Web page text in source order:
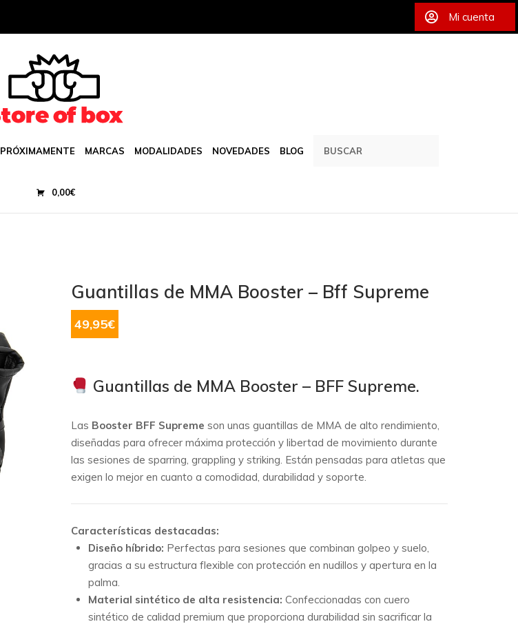
Mi cuenta
PRÓXIMAMENTE MARCAS MODALIDADES NOVEDADES BLOG
0,00€
Guantillas de MMA Booster – Bff Supreme
49,95€
Guantillas de MMA Booster – BFF Supreme.
Las Booster BFF Supreme son unas guantillas de MMA de alto rendimiento,
diseñadas para ofrecer máxima protección y libertad de movimiento durante
las sesiones de sparring, grappling y striking. Están pensadas para atletas que
exigen lo mejor en cuanto a comodidad, durabilidad y soporte.
Características destacadas:
Diseño híbrido: Perfectas para sesiones que combinan golpeo y suelo,
gracias a su estructura flexible con protección en nudillos y apertura en la
palma.
Material sintético de alta resistencia: Confeccionadas con cuero
sintético de calidad premium que proporciona durabilidad sin sacrificar la